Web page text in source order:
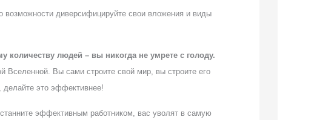
возможности диверсифицируйте свои вложения и виды
людей – вы никогда не умрете с голоду.
Вы сами строите свой мир, вы строите его
делайте это эффективнее!
эффективным работником, вас уволят в самую